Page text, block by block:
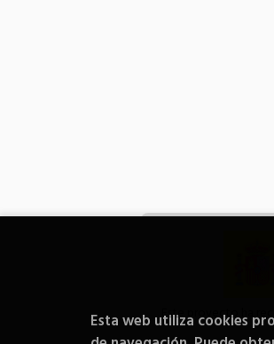
Este proyecto ha
Esta web utiliza cookies